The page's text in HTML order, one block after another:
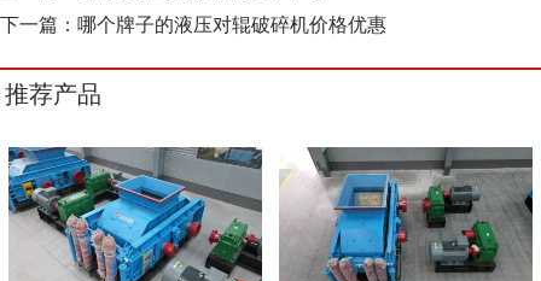
下一篇： 哪个牌子的液压对辊破碎机价格优惠
推荐产品